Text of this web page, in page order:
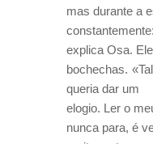
mas durante a
explica Osa.
bochechas.
queria dar um
elogio. Ler o
nunca para, é